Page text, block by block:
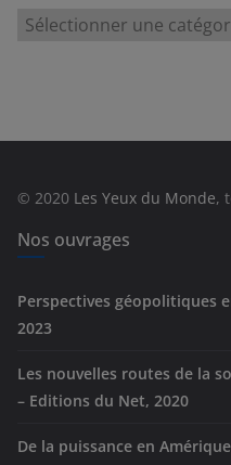
e
© 2020 Les Yeux du Monde,
Nos ouvrages
Perspectives géopolitiques
2023
Les nouvelles routes de la
– Editions du Net, 2020
De la puissance en